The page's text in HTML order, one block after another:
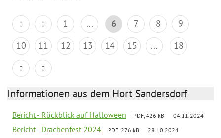
1 ... 6 7 8
9
10
11 12 13 14 15 ... 18
Informationen aus dem Hort Sandersdorf
Bericht - Rückblick auf Halloween PDF, 426 kB 04.11.2024
Bericht - Drachenfest 2024 PDF, 276 kB 28.10.2024